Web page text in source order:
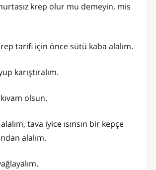
krep olur mu demeyin, mis
tarifi için önce sütü kaba alalım.
karıştıralım.
olsun.
tava iyice ısınsın bir kepçe
alalım.